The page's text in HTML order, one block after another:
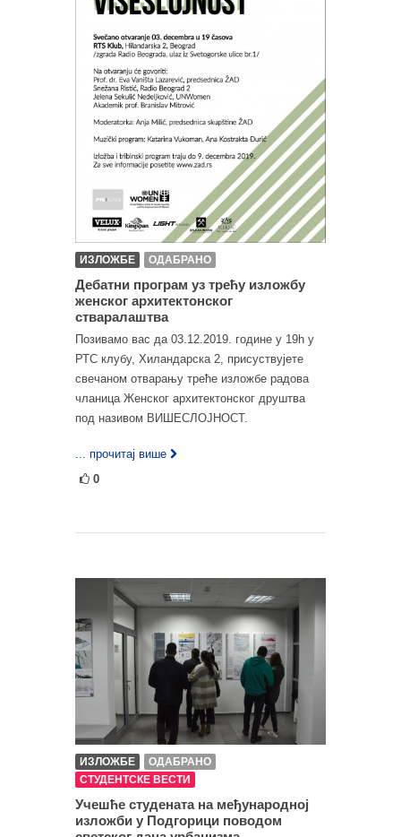
ИЗЛОЖБЕ ОДАБРАНО
Дебатни програм уз трећу изложбу
женског архитектонског
стваралаштва
Позивамо вас да 03.12.2019. године у 19h у
РТС клубу, Хиландарска 2, присуствујете
свечаном отварању треће изложбе радова
чланица Женског архитектонског друштва
под називом ВИШЕСЛОЈНОСТ.
... прочитај више
0
ИЗЛОЖБЕ
ОДАБРАНО
СТУДЕНТСКЕ ВЕСТИ
Учешће студената на међународној
изложби у Подгорици поводом